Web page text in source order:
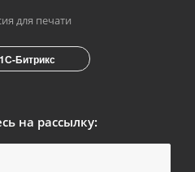
для печати
Битрикс
на рассылку: